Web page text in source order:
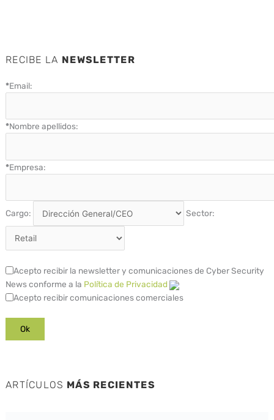
RECIBE LA NEWSLETTER
*Email:
*Nombre apellidos:
*Empresa:
Cargo: Sector:
Acepto recibir la newsletter y comunicaciones de Cyber Security
News conforme a la Política de Privacidad
Acepto recibir comunicaciones comerciales
ARTÍCULOS MÁS RECIENTES